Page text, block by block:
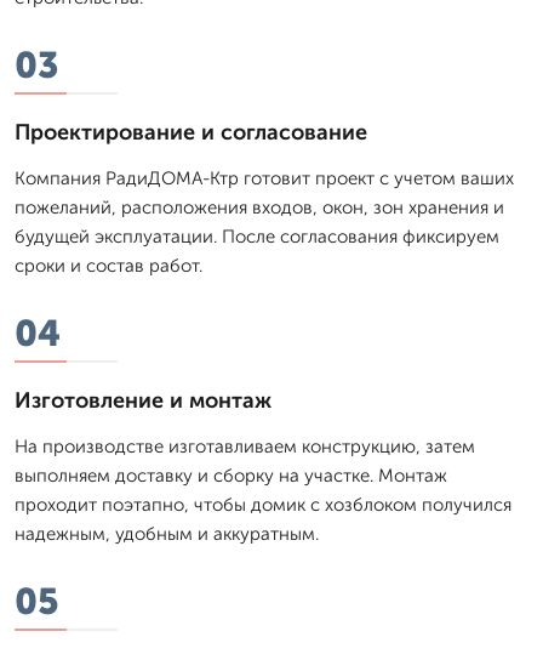
03
Проектирование и согласование
Компания РадиДОМА-Ктр готовит проект с учетом ваших
пожеланий, расположения входов, окон, зон хранения и
будущей эксплуатации. После согласования фиксируем
сроки и состав работ.
04
Изготовление и монтаж
На производстве изготавливаем конструкцию, затем
выполняем доставку и сборку на участке. Монтаж
проходит поэтапно, чтобы домик с хозблоком получился
надежным, удобным и аккуратным.
05